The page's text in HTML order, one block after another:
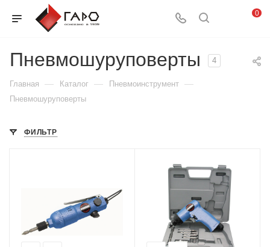
0
Пневмошуруповерты 4
Главная — Каталог — Пневмоинструмент —
Пневмошуруповерты
ФИЛЬТР